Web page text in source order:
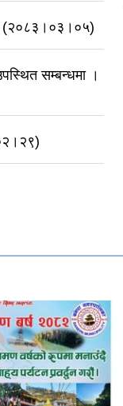
(२०८३।०३।०५)
सम्बन्धमा ।